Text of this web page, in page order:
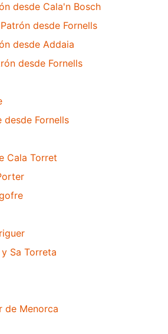
desde Cala'n Bosch
desde Fornells
desde Addaia
desde Fornells
Fornells
Cala Torret
Sa Torreta
de Menorca